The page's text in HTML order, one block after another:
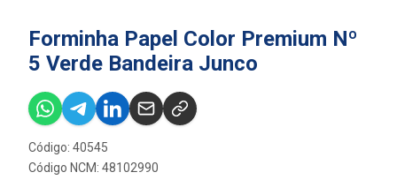
Forminha Papel Color Premium Nº
5 Verde Bandeira Junco
Código: 40545
Código NCM: 48102990